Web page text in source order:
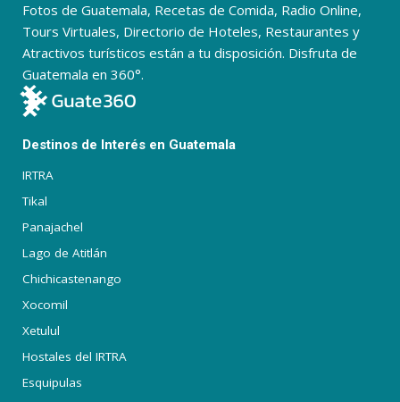
Fotos de Guatemala, Recetas de Comida, Radio Online,
Tours Virtuales, Directorio de Hoteles, Restaurantes y
Atractivos turísticos están a tu disposición. Disfruta de
Guatemala en 360°.
Destinos de Interés en Guatemala
IRTRA
Tikal
Panajachel
Lago de Atitlán
Chichicastenango
Xocomil
Xetulul
Hostales del IRTRA
Esquipulas